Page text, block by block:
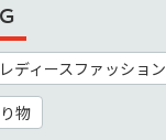
レディースファッション
物